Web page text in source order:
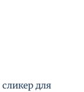
для